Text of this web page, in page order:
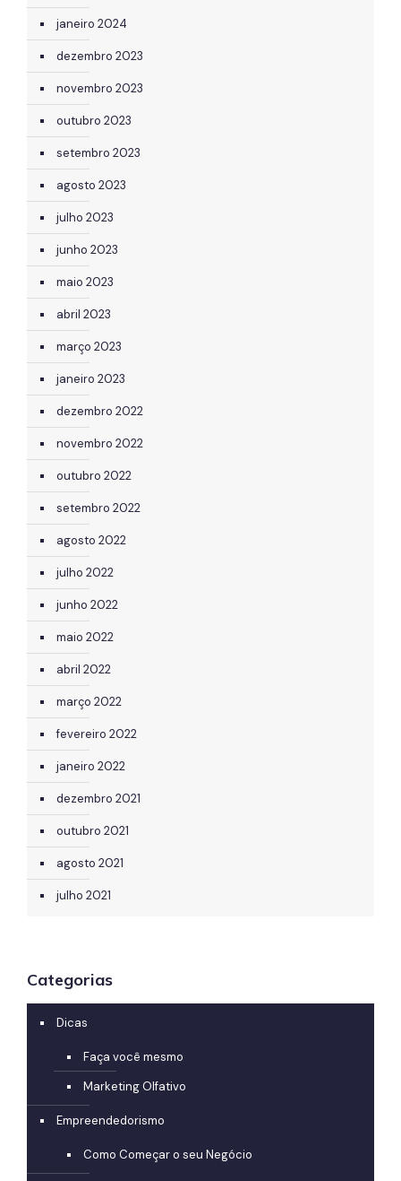
janeiro 2024
dezembro 2023
novembro 2023
outubro 2023
setembro 2023
agosto 2023
julho 2023
junho 2023
maio 2023
abril 2023
março 2023
janeiro 2023
dezembro 2022
novembro 2022
outubro 2022
setembro 2022
agosto 2022
julho 2022
junho 2022
maio 2022
abril 2022
março 2022
fevereiro 2022
janeiro 2022
dezembro 2021
outubro 2021
agosto 2021
julho 2021
Categorias
Dicas
Faça você mesmo
Marketing Olfativo
Empreendedorismo
Como Começar o seu Negócio